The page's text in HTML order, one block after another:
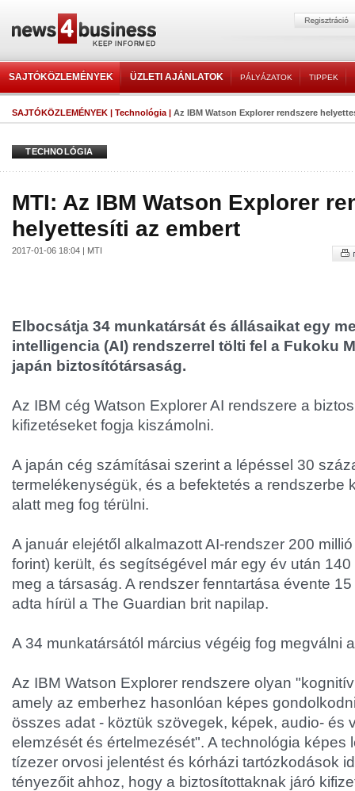
SAJTÓKÖZLEMÉNYEK ÜZLETI AJÁNLATOK PÁLYÁZATOK TIPPEK
SAJTÓKÖZLEMÉNYEK | Technológia | Az IBM Watson Explorer rendszere
TECHNOLÓGIA
MTI: Az IBM Watson Explorer
helyettesíti az embert
2017-01-06 18:04 | MTI
Elbocsátja 34 munkatársát és állásaikat egy
intelligencia (AI) rendszerrel tölti fel a Fukoku
japán biztosítótársaság.
Az IBM cég Watson Explorer AI rendszere a
kifizetéseket fogja kiszámolni.
A japán cég számításai szerint a lépéssel 30
termelékenységük, és a befektetés a rendszerbe
alatt meg fog térülni.
A január elejétől alkalmazott AI-rendszer 200
forint) került, és segítségével már egy év után
meg a társaság. A rendszer fenntartása évente
adta hírül a The Guardian brit napilap.
A 34 munkatársától március végéig fog megválni
Az IBM Watson Explorer rendszere olyan
amely az emberhez hasonlóan képes
összes adat - köztük szövegek, képek, audio- és
elemzését és értelmezését". A technológia képes
tízezer orvosi jelentést és kórházi tartózkodások
tényezőit ahhoz, hogy a biztosítottaknak járó